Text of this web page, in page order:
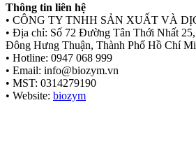
Thông tin liên hệ
• CÔNG TY TNHH SẢN XUẤT VÀ
• Địa chỉ: Số 72 Đường Tân Thới Nhất
Đông Hưng Thuận, Thành Phố Hồ Chí
• Hotline: 0947 068 999
• Email: info@biozym.vn
• MST: 0314279190
• Website: biozym